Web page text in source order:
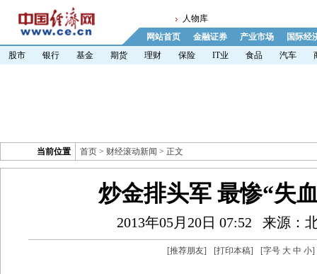
人物库
网站首页
金融证券 产业市场
国际经
股市
银行 基金 期货 理财 保险 IT业 食品 汽车
当前位置 首页 > 财经滚动新闻 > 正文
炒金排头军 最惨“失
2013年05月20日 07:52 来源：
[推荐朋友] [打印本稿] [字号 大 中 小]